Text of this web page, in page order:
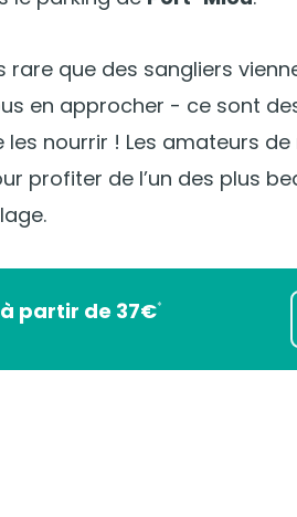
rare que des sangliers
en approcher - ce sont
nourrir ! Les amateurs
profiter de l’un des plus
partir de 37€*